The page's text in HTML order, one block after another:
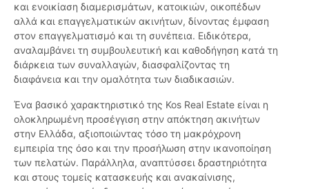
και ενοικίαση διαμερισμάτων, κατοικιών, οικοπέδων
αλλά και επαγγελματικών ακινήτων, δίνοντας έμφαση
στον επαγγελματισμό και τη συνέπεια. Ειδικότερα,
αναλαμβάνει τη συμβουλευτική και καθοδήγηση κατά τη
διάρκεια των συναλλαγών, διασφαλίζοντας τη
διαφάνεια και την ομαλότητα των διαδικασιών.
Ένα βασικό χαρακτηριστικό της Kos Real Estate είναι η
ολοκληρωμένη προσέγγιση στην απόκτηση ακινήτων
στην Ελλάδα, αξιοποιώντας τόσο τη μακρόχρονη
εμπειρία της όσο και την προσήλωση στην ικανοποίηση
των πελατών. Παράλληλα, αναπτύσσει δραστηριότητα
και στους τομείς κατασκευής και ανακαίνισης,